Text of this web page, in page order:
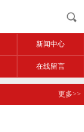
新闻中心
在线留言
更多>>